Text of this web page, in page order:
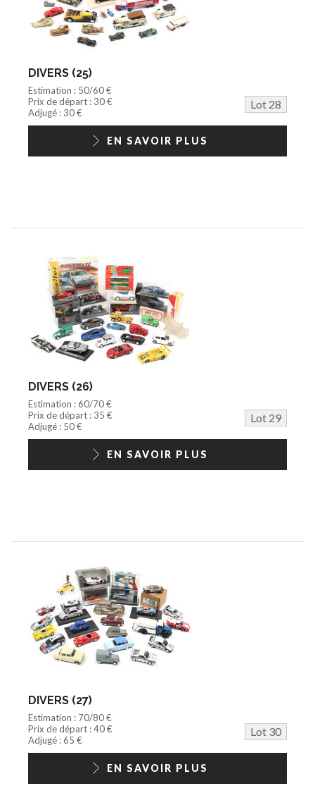
DIVERS (25)
Estimation : 50/60 €
Prix de départ : 30 €
Lot 28
Adjugé : 30 €
EN SAVOIR PLUS
DIVERS (26)
Estimation : 60/70 €
Prix de départ : 35 €
Lot 29
Adjugé : 50 €
EN SAVOIR PLUS
DIVERS (27)
Estimation : 70/80 €
Prix de départ : 40 €
Lot 30
Adjugé : 65 €
EN SAVOIR PLUS